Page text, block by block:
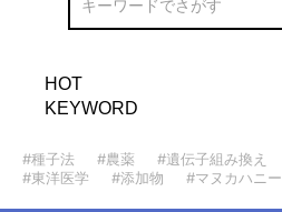
HOT
KEYWORD
#種子法 #農薬 #遺伝子組み換え
#東洋医学
#添加物 #マヌカハニー